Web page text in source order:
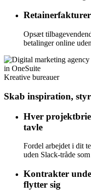
Opsæt
betalinger online
Kreative bureauer
Skab inspiration,
Hver
tavle
Fordel arbejdet i dit
uden Slack-tråde
Kontrakter
flytter sig